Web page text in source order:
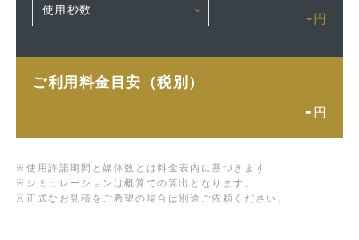
- 円
ご利用料金目安（税別）
- 円
※ 使用許諾期間と媒体数とは料金表内に基づきます
※ シミュレーションは概算での算出となります。
※ 正式なお見積をご希望の場合は別途ご依頼ください。